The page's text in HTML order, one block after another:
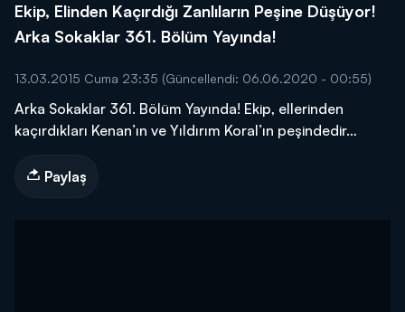
Ekip, Elinden Kaçırdığı Zanlıların Peşine Düşüyor!
Arka Sokaklar 361. Bölüm Yayında!
13.03.2015 Cuma 23:35 (Güncellendi: 06.06.2020 - 00:55)
Arka Sokaklar 361. Bölüm Yayında! Ekip, ellerinden
kaçırdıkları Kenan’ın ve Yıldırım Koral’ın peşindedir…
Paylaş